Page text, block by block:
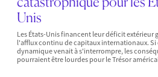
Unis
Les États-Unis financent leur déficit extérieur
l'afflux continu de capitaux internationaux. Si
dynamique venait à s'interrompre, les
pourraient être lourdes pour le Trésor